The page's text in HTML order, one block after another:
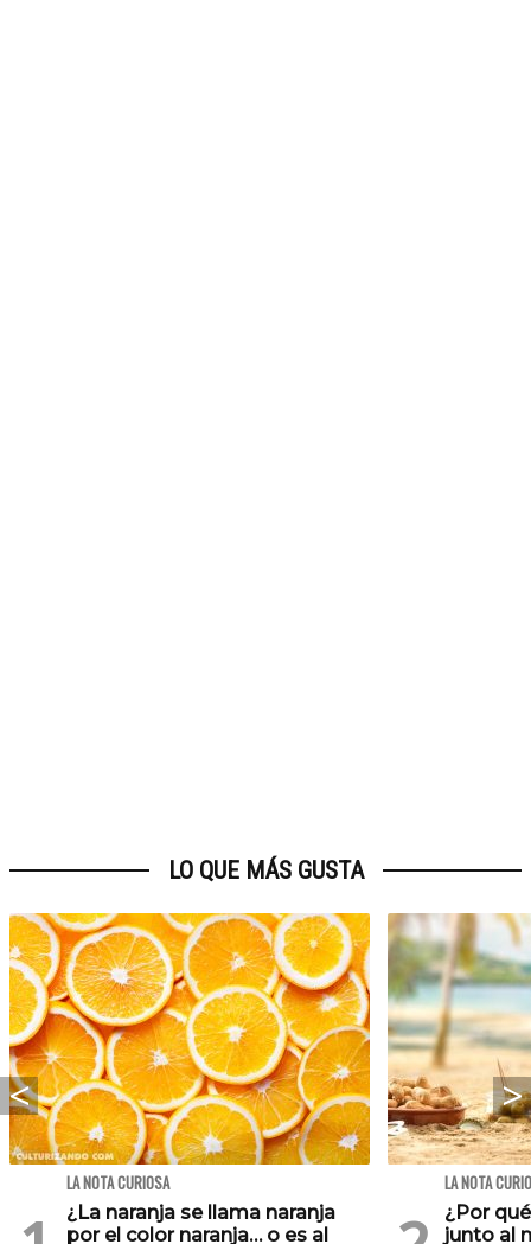
LO QUE MÁS GUSTA
LA NOTA CURIOSA
¿La naranja se llama naranja
por el color naranja… o es al
LA NOTA
¿Por
junto al